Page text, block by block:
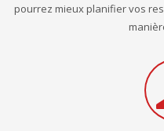
pourrez mieux planifier vos